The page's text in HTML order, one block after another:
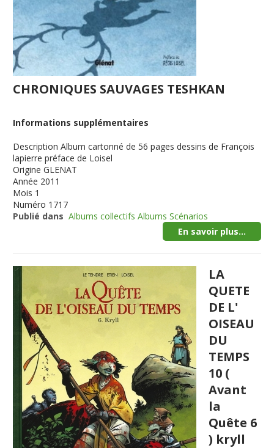
CHRONIQUES SAUVAGES TESHKAN
Informations supplémentaires
Description Album cartonné de 56 pages dessins de François
lapierre préface de Loisel
Origine GLENAT
Année 2011
Mois 1
Numéro 1717
Publié dans Albums collectifs Albums Scénarios
En savoir plus...
LA
QUETE
DE L'
OISEAU
DU
TEMPS
10 (
Avant
la
Quête 6
) kryll